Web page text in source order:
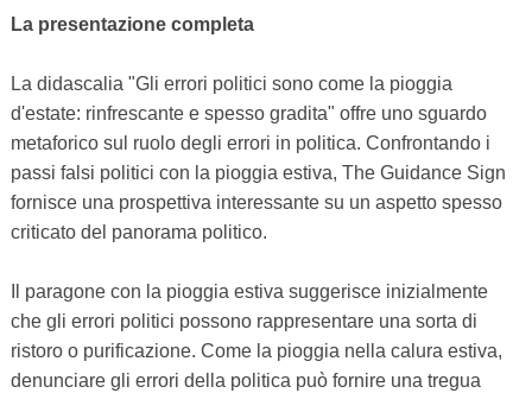
La presentazione completa
La didascalia "Gli errori politici sono come la pioggia
d'estate: rinfrescante e spesso gradita" offre uno sguardo
metaforico sul ruolo degli errori in politica. Confrontando i
passi falsi politici con la pioggia estiva, The Guidance Sign
fornisce una prospettiva interessante su un aspetto spesso
criticato del panorama politico.
Il paragone con la pioggia estiva suggerisce inizialmente
che gli errori politici possono rappresentare una sorta di
ristoro o purificazione. Come la pioggia nella calura estiva,
denunciare gli errori della politica può fornire una tregua